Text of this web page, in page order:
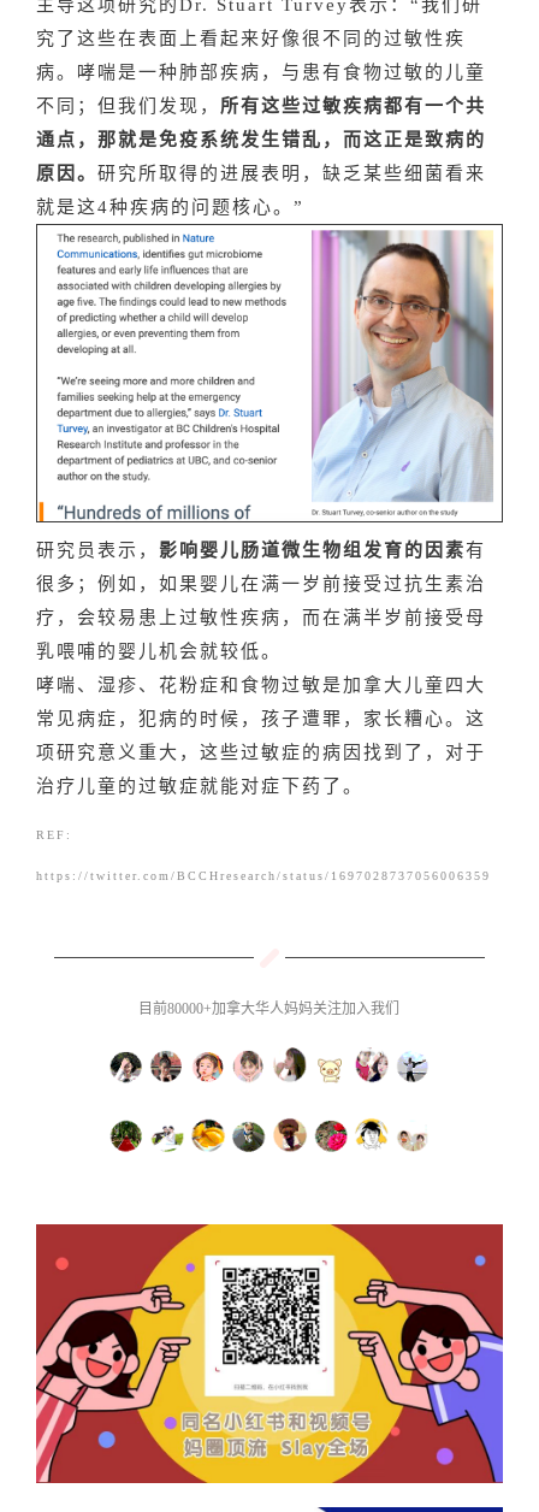
主导这项研究的Dr. Stuart Turvey表示：“我们研
究了这些在表面上看起来好像很不同的过敏性疾
病。哮喘是一种肺部疾病，与患有食物过敏的儿童
不同；但我们发现， 所有这些过敏疾病都有一个共
通点，那就是免疫系统发生错乱，而这正是致病的
原因。研究所取得的进展表明，缺乏某些细菌看来
就是这4种疾病的问题核心。”
研究员表示，影响婴儿肠道微生物组发育的因素有
很多；例如，如果婴儿在满一岁前接受过抗生素治
疗，会较易患上过敏性疾病，而在满半岁前接受母
乳喂哺的婴儿机会就较低。
哮喘、湿疹、花粉症和食物过敏是加拿大儿童四大
常见病症，犯病的时候，孩子遭罪，家长糟心。这
项研究意义重大，这些过敏症的病因找到了，对于
治疗儿童的过敏症就能对症下药了。
REF:
https://twitter.com/BCCHresearch/status/1697028737056006359
目前80000+加拿大华人妈妈关注加入我们